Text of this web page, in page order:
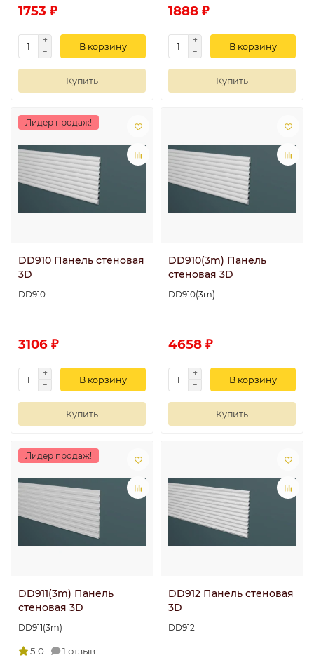
1753 ₽
В корзину
Купить
1888 ₽
В корзину
Купить
Лидер продаж!
DD910 Панель стеновая
3D
DD910
3106 ₽
В корзину
Купить
DD910(3m) Панель
стеновая 3D
DD910(3m)
4658 ₽
В корзину
Купить
Лидер продаж!
DD911(3m) Панель
стеновая 3D
DD911(3m)
5.0 1 отзыв
DD912 Панель стеновая
3D
DD912